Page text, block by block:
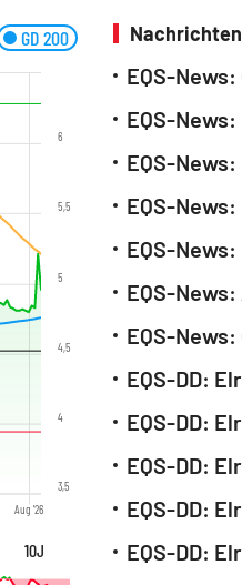
GD 200
Aug '26
3,5
4
4,5
5
5,5
6
10J
EQS-DD:
EQS-DD:
EQS-DD:
EQS-DD:
EQS-DD: